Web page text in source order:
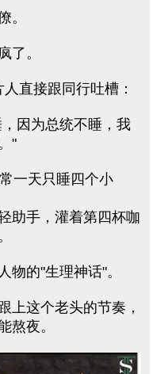
。
直接跟同行吐槽：
因为总统不睡，我
"
天只睡四个小
手，灌着第四杯咖
的"生理神话"。
这个老头的节奏，
熬夜。